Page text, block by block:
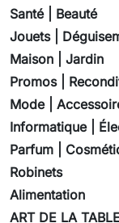
Santé | Beauté
Jouets |
Maison | Jardin
Promos |
Mode |
Informatique |
Parfum |
Robinets
Alimentation
ART DE LA